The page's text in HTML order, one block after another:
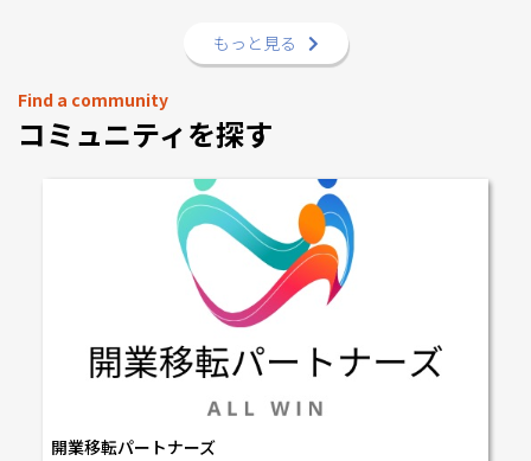
00 リマインド/アンケート記入----------------------------------
--------------------------------------------------ゲストの方はこち
らのお申し込みも、お手数ですが宜しくお願いします。ht
tps://pro.form-mailer.jp/fms/32b41fd0228583----------------
------------------------------------------------------------------------
----------------------------- ★参加の流れ★①本フォームから
お申込みください②役員がお申し込みを確認後、メッセ
ンジャーの開催日別のグループスレッドにご招待します
③前々日までにグループスレッドに1on1シート（https://
nm2014.jp/onetopi/）をアップしてください④前日までに
Zoomのコードをお知らせします⑤開始5分前までにご入
室ください ---------------------------------------------------------
------------------------------------------------------------【日時】
毎月第３水曜 10:00-12:00（9:55開場） ＊祝日の場合は日
時変更あり【開催】Zoom【参加費】 ゲスト、会員 3,00
0円(税込) 準役員、役員 1,000円(税込) ※ゲスト参加は全
支部あわせて2回までです【役員】主催：伊達実紀（共創
CIブランド戦略コンサルタント・女性起業家支援）幹事：
もっと見る
Find a community
コミュニティを探す
開業移転パートナーズ